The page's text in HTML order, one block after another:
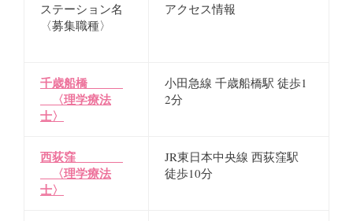
ステーション名
〈募集職種〉
アクセス情報
千歳船橋
〈理学療法
士〉
小田急線 千歳船橋駅 徒歩1
2分
西荻窪
〈理学療法
士〉
JR東日本中央線 西荻窪駅
徒歩10分